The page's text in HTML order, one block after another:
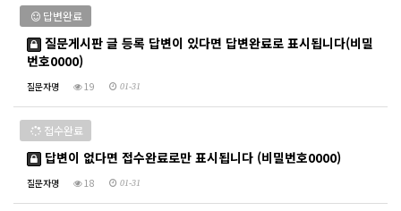
답변완료
질문게시판 글 등록 답변이 있다면 답변완료로 표시됩니다(비밀
번호0000)
질문자명 19 01-31
접수완료
답변이 없다면 접수완료로만 표시됩니다 (비밀번호0000)
질문자명 18 01-31